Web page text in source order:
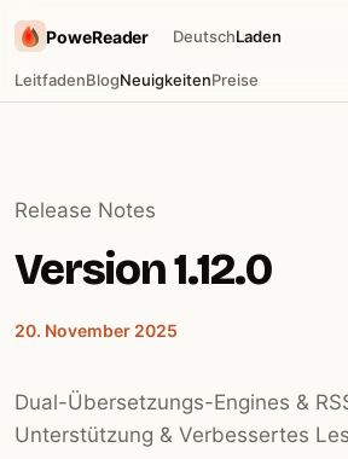
PoweReader
LeitfadenBlogNeuigkeitenPreise
DeutschLaden
Release Notes
Version 1.12.0
20. November 2025
Dual-Übersetzungs-Engines &
Unterstützung & Verbessertes